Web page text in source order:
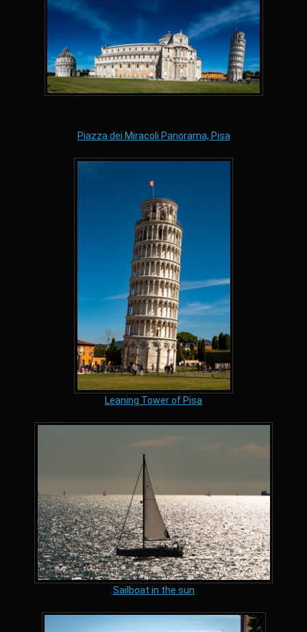
Piazza dei Miracoli Panorama, Pisa
Leaning Tower of Pisa
Sailboat in the sun